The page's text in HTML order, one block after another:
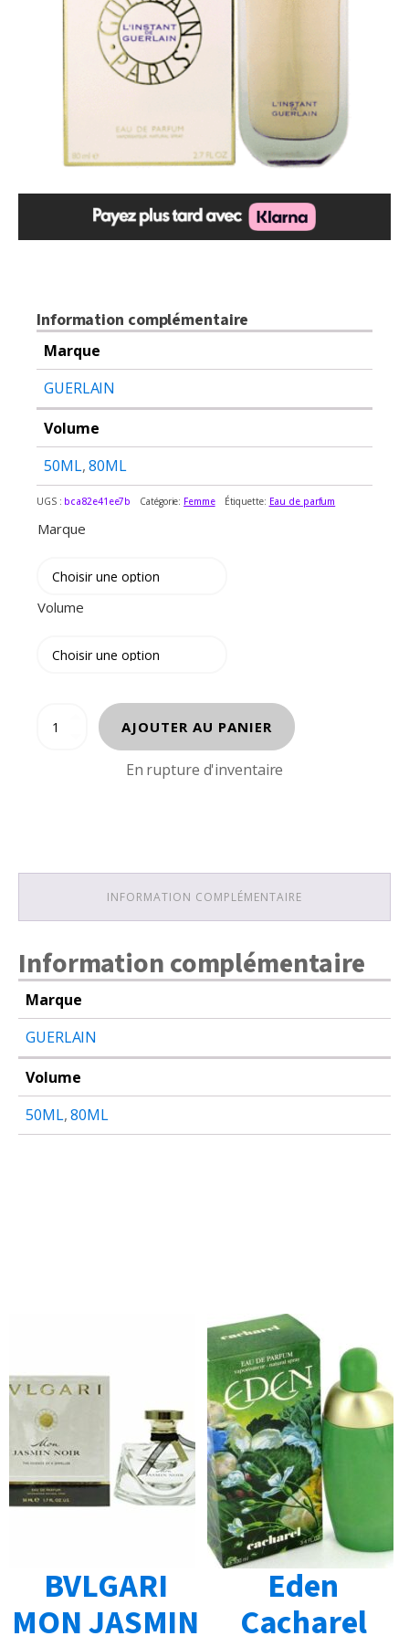
Information complémentaire
Marque
GUERLAIN
Volume
50ML,80ML
UGS : bca82e41ee7b Catégorie: Femme Étiquette: Eau de parfum
Marque
Volume
AJOUTER AU PANIER
En rupture d'inventaire
INFORMATION COMPLÉMENTAIRE
Information complémentaire
Marque
GUERLAIN
Volume
50ML,80ML
BVLGARI
MON JASMIN
Eden
Cacharel